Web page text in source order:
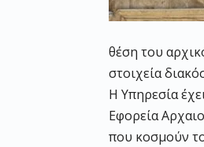
θέση του
στοιχεία
Η Υπηρεσία
Εφορεία
που κοσμούν